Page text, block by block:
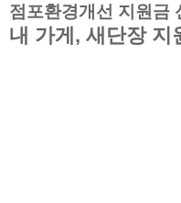
점포환경개선 지원금
내 가게, 새단장 지